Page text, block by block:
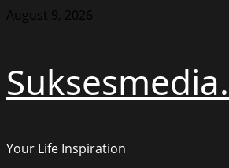
Skip
August 9, 2026
Your Life Inspiration